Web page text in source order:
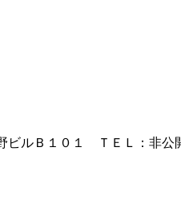
ビルＢ１０１ ＴＥＬ：非公